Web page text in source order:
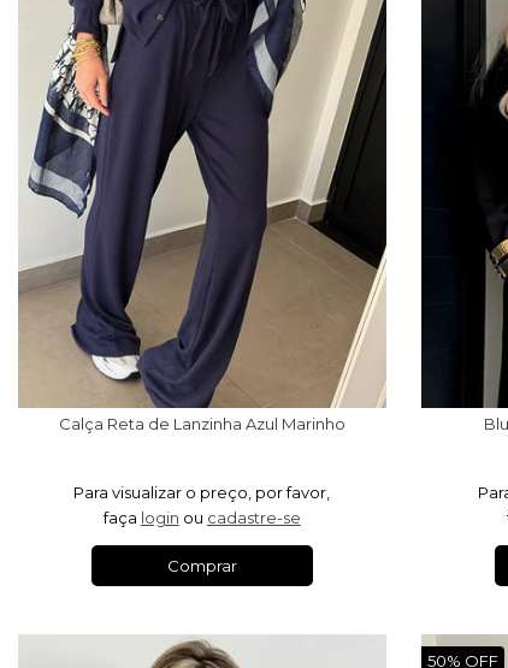
Calça Reta de Lanzinha Azul Marinho
Para visualizar o preço, por favor,
faça login ou cadastre-se
Comprar
50% OFF